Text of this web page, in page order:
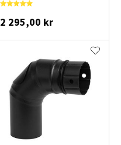
2 295,00 kr